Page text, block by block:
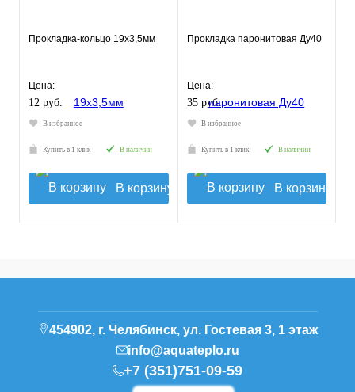
Прокладка-кольцо 19х3,5мм
Цена:
12 руб.
В избранное
Купить в 1 клик В наличии
В корзину
Прокладка паронитовая Ду40
Цена:
35 руб.
В избранное
Купить в 1 клик В наличии
В корзину
454902, г. Челябинск, ул. Гостевая 3, 1 этаж
info@aquateplo.ru
+7 (351)751-09-59